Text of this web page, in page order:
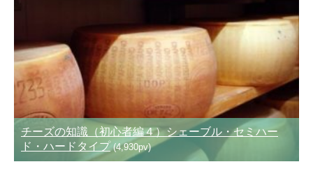
チーズの知識（初心者編４）シェーブル・セミハー
ド・ハードタイプ(4,930pv)